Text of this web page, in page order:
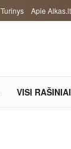
Turinys Apie Alkas.lt
VISI RAŠINIAI